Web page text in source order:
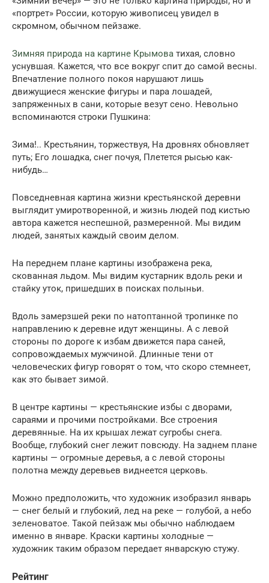
«портрет» России, которую живописец увидел в
скромном, обычном пейзаже.
Зимняя природа на картине Крымова тихая, словно
уснувшая. Кажется, что все вокруг спит до самой весны.
Впечатление полного покоя нарушают лишь
движущиеся женские фигуры и пара лошадей,
запряженных в сани, которые везут сено. Невольно
вспоминаются строки Пушкина:
Зима!.. Крестьянин, торжествуя, На дровнях обновляет
путь; Его лошадка, снег почуя, Плетется рысью как-
нибудь…
Повседневная картина жизни крестьянской деревни
выглядит умиротворенной, и жизнь людей под кистью
автора кажется неспешной, размеренной. Мы видим
людей, занятых каждый своим делом.
На переднем плане картины изображена река,
скованная льдом. Мы видим кустарник вдоль реки и
стайку уток, пришедших в поисках полыньи.
Вдоль замерзшей реки по натоптанной тропинке по
направлению к деревне идут женщины. А с левой
стороны по дороге к избам движется пара саней,
сопровождаемых мужчиной. Длинные тени от
человеческих фигур говорят о том, что скоро стемнеет,
как это бывает зимой.
В центре картины — крестьянские избы с дворами,
сараями и прочими постройками. Все строения
деревянные. На их крышах лежат сугробы снега.
Вообще, глубокий снег лежит повсюду. На заднем плане
картины — огромные деревья, а с левой стороны
полотна между деревьев виднеется церковь.
Можно предположить, что художник изобразил январь
— снег белый и глубокий, лед на реке — голубой, а небо
зеленоватое. Такой пейзаж мы обычно наблюдаем
именно в январе. Краски картины холодные —
художник таким образом передает январскую стужу.
Рейтинг